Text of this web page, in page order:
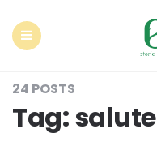
24 POSTS
Tag:salute